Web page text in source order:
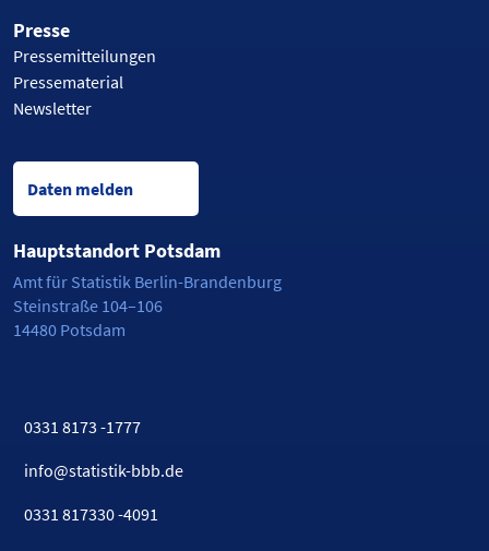
Presse
Pressemitteilungen
Pressematerial
Newsletter
Daten melden
Hauptstandort Potsdam
Amt für Statistik Berlin-Brandenburg
Steinstraße 104–106
14480 Potsdam
0331 8173 -1777
info@statistik-bbb.de
0331 817330 -4091